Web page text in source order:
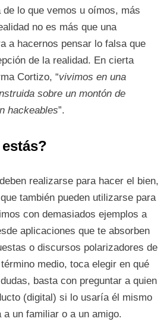
lo que vemos u oímos, más
no es más que una
a hacernos pensar lo falsa que
de la realidad. En cierta
Cortizo, “vivimos en una
sobre un montón de
hackeables”.
realizarse para hacer el bien,
también pueden utilizarse para
con demasiados ejemplos a
aplicaciones que te absorben
o discursos polarizadores de
medio, toca elegir en qué
basta con preguntar a quien
(digital) si lo usaría él mismo
un familiar o a un amigo.